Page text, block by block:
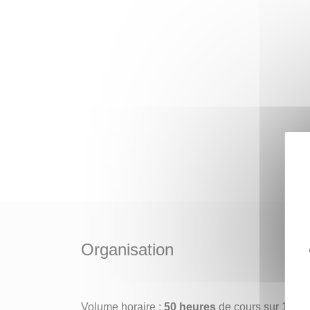
Organisation
Volume horaire : 50 heures de cours sur 10